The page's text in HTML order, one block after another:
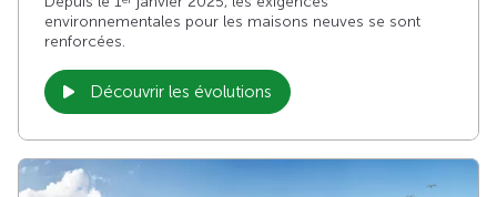
environnementales pour les maisons neuves se sont
renforcées.
Découvrir les évolutions